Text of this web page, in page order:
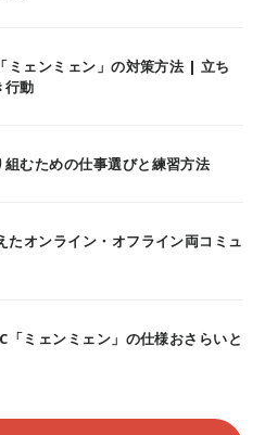
ミェンミェン」の対策方法 | 立ち
行動
むための仕事選びと練習方法
たオンライン・オフライン両コミュ
「ミェンミェン」の仕様おさらいと